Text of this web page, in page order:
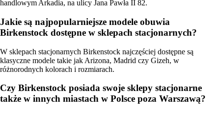
handlowym Arkadia, na ulicy Jana Pawła II 82.
Jakie są najpopularniejsze modele obuwia
Birkenstock dostępne w sklepach stacjonarnych?
W sklepach stacjonarnych Birkenstock najczęściej dostępne są
klasyczne modele takie jak Arizona, Madrid czy Gizeh, w
różnorodnych kolorach i rozmiarach.
Czy Birkenstock posiada swoje sklepy stacjonarne
także w innych miastach w Polsce poza Warszawą?